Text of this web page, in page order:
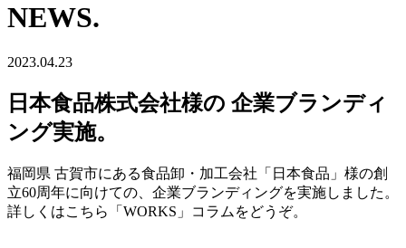
NEWS.
2023.04.23
日本食品株式会社様の 企業ブランディ
ング実施。
福岡県 古賀市にある食品卸・加工会社「日本食品」様の創
立60周年に向けての、企業ブランディングを実施しました。
詳しくはこちら「WORKS」コラムをどうぞ。